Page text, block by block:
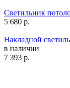
Светильник
5 680 р.
Накладной
в наличии
7 393 р.